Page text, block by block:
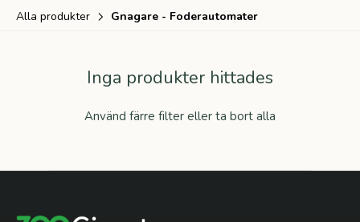
Alla produkter Gnagare - Foderautomater
Inga produkter hittades
Använd färre filter ellerta bort alla